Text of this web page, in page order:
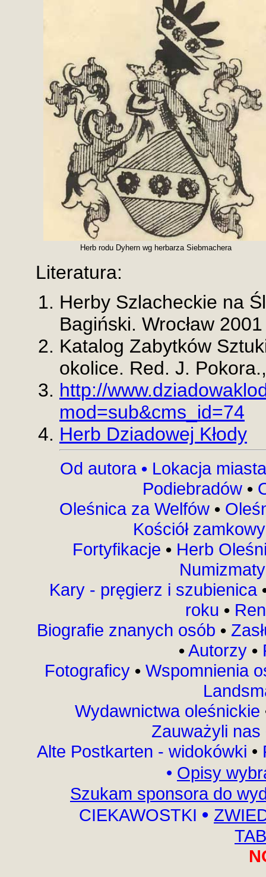
Herb rodu Dyhern wg herbarza Siebmachera
Literatura:
Herby Szlacheckie na
Bagiński. Wrocław 2001
Katalog Zabytków
okolice. Red. J.
http://
mod=sub&cms_id=74
Herb Dziadowej Kłody
Od autora • Lokacja miasta
Podiebradów •
Oleśnica za Welfów •
Kościół
Fortyfikacje • Herb
Numizmaty
Kary - pręgierz i szubienica
roku •
Biografie znanych osób •
• Autorzy •
Fotograficy • Wspomnienia
Wydawnictwa oleśnickie
Zauważyli nas
Alte Postkarten - widokówki •
• Opisy
Szukam sponsora do
CIEKAWOSTKI •